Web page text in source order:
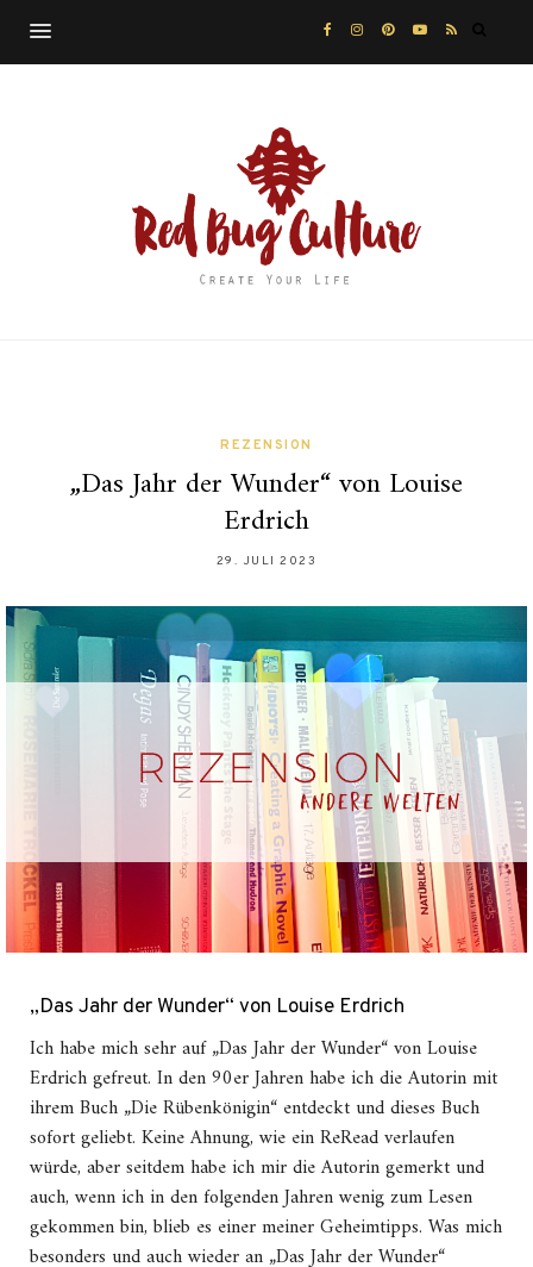
REZENSION
„Das Jahr der Wunder“ von Louise
Erdrich
29. JULI 2023
„Das Jahr der Wunder“ von Louise Erdrich
Ich habe mich sehr auf „Das Jahr der Wunder“ von Louise
Erdrich gefreut. In den 90er Jahren habe ich die Autorin mit
ihrem Buch „Die Rübenkönigin“ entdeckt und dieses Buch
sofort geliebt. Keine Ahnung, wie ein ReRead verlaufen
würde, aber seitdem habe ich mir die Autorin gemerkt und
auch, wenn ich in den folgenden Jahren wenig zum Lesen
gekommen bin, blieb es einer meiner Geheimtipps. Was mich
besonders und auch wieder an „Das Jahr der Wunder“